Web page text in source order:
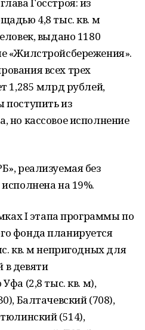
4,8 тыс. кв. м
выдано 1180
«Жилстройсбережения».
всех трех
1,285 млрд рублей,
из
но кассовое исполнение
реализуемая без
на 19%.
I этапа программы по
фонда планируется
кв. м непригодных для
девяти
(2,8 тыс. кв. м),
Балтачевский (708),
(514),